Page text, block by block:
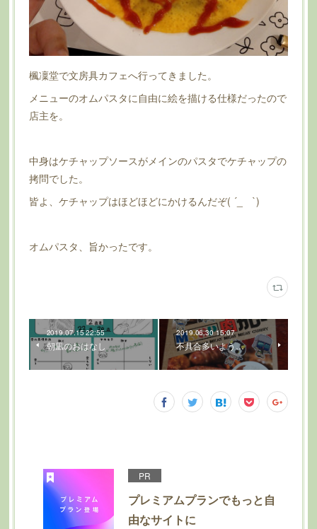
楓凜堂で文房具カフェへ行ってきました。
メニューのオムパスタに自由に絵を描ける仕様だったので
店主を。
中身はケチャップソースがメインのパスタでケチャップの
拷問でした。
皆よ、ケチャップはほどほどにかけるんだぞ( ´_ゝ`)
オムパスタ、旨かったです。
2019.07.15 22:55
朝凪のおはなし
2019.06.30 15:07
不具合多いよう…
PR
プレミアムプランでもっと自
由なサイトに